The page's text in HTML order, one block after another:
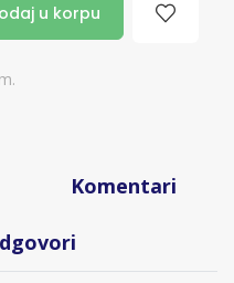
u korpu
Komentari